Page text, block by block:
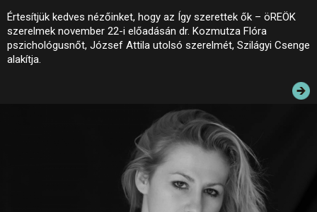
AZ ÉPÜLET
INFORMÁCIÓK
ELÉRHETŐSÉG
PALOTASÉTÁK ÉS VEZETÉSEK
KÖZÉRDEKŰ ADATOK
Értesítjük kedves nézőinket, hogy az Így szerettek ők – öREÖK
szerelmek november 22-i előadásán dr. Kozmutza Flóra
pszichológusnőt, József Attila utolsó szerelmét, Szilágyi Csenge
alakítja.